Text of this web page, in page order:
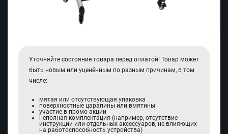
Уточняйте состояние товара перед оплатой! Товар может
быть новым или уценённым по разным причинам, в том
числе:
мятая или отсутствующая упаковка
поверхностные царапины или вмятины
участие в промо-акции
неполная комплектация (например, отсутствие
инструкции или отдельных аксессуаров, не влияющих
на работоспособность устройства)